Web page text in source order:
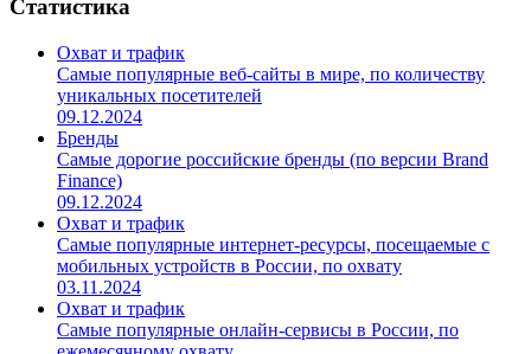
Статистика
Охват и трафик
Самые популярные веб-сайты в мире, по количеству
уникальных посетителей
09.12.2024
Бренды
Самые дорогие российские бренды (по версии Brand
Finance)
09.12.2024
Охват и трафик
Самые популярные интернет-ресурсы, посещаемые с
мобильных устройств в России, по охвату
03.11.2024
Охват и трафик
Самые популярные онлайн-сервисы в России, по